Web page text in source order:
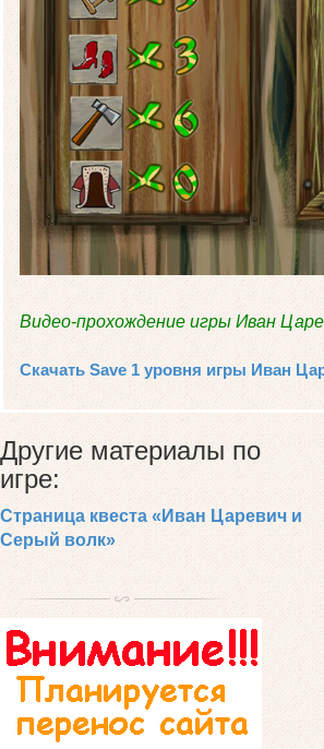
Видео-прохождение игры Иван
Скачать Save 1 уровня игры Иван
Другие материалы по
игре:
Страница квеста «Иван Царевич и
Серый волк»